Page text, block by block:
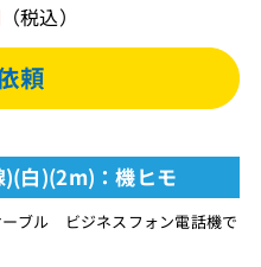
（税込）
)(白)(2m)：機ヒモ
ブル ビジネスフォン電話機で